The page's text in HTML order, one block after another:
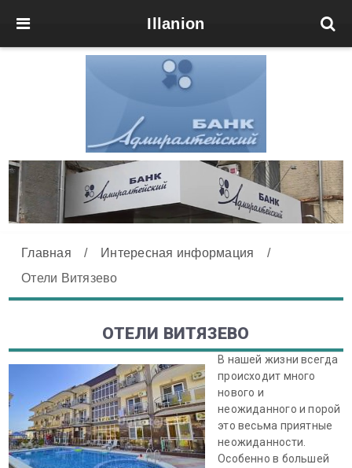
Illanion
Главная / Интересная информация
/
Отели Витязево
ОТЕЛИ ВИТЯЗЕВО
В нашей жизни всегда
происходит много
нового и
неожиданного и порой
это весьма приятные
неожиданности.
Особенно в большей